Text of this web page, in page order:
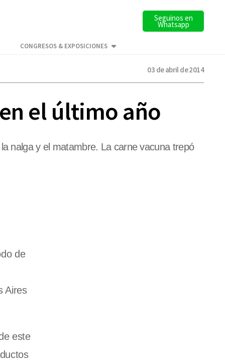
Seguinos en
Whatsapp
CONGRESOS & EXPOSICIONES
03 de abril de 2014
el último año
nalga y el matambre. La carne vacuna trepó
de
Aires
este